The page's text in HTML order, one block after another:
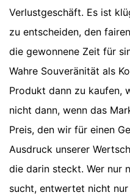
Verlustgeschäft. Es ist
zu entscheiden, den
die gewonnene Zeit für
Wahre Souveränität als
Produkt dann zu kaufen,
nicht dann, wenn das
Preis, den wir für einen
Ausdruck unserer
die darin steckt. Wer nur
sucht, entwertet nicht